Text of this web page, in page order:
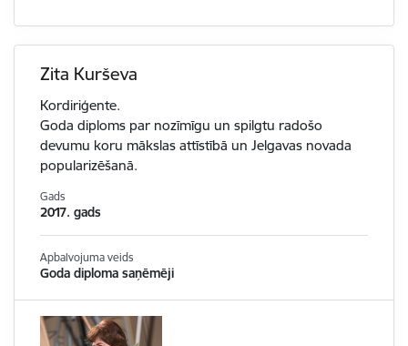
Zita Kurševa
Kordiriģente.
Goda diploms par nozīmīgu un spilgtu radošo
devumu koru mākslas attīstībā un Jelgavas novada
popularizēšanā.
Gads
2017. gads
Apbalvojuma veids
Goda diploma saņēmēji